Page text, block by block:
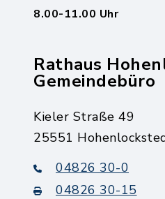
8.00-11.00 Uhr
Rathaus
Gemeindebüro
Kieler Straße 49
25551
04826 30-0
04826 30-15